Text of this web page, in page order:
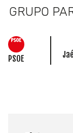
GRUPO
PSOE